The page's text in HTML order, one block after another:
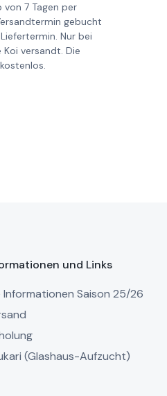
von 7 Tagen per
gebucht
Nur bei
versandt. Die
und Links
Informationen Saison 25/26
(Glashaus-Aufzucht)